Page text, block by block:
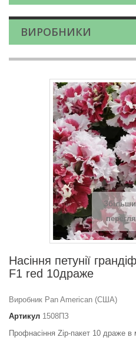
ВИРОБНИКИ
Насіння петунії
F1 red 10драже
Виробник Pan American (США)
Артикул 1508ПЗ
Профнасіння Zip-пакет 10 драже в